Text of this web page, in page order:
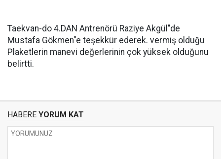
Taekvan-do 4.DAN Antrenörü Raziye Akgül"de
Mustafa Gökmen"e teşekkür ederek. vermiş olduğu
Plaketlerin manevi değerlerinin çok yüksek olduğunu
belirtti.
HABERE YORUM KAT